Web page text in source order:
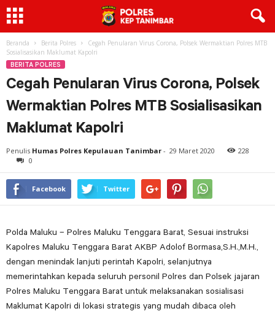
Beranda Berita Polres
Cegah Penularan Virus Corona, Polsek Wermaktian Polres MTB
Sosialisasikan Maklumat Kapolri
BERITA POLRES
Cegah Penularan Virus Corona, Polsek
Wermaktian Polres MTB Sosialisasikan
Maklumat Kapolri
Penulis Humas Polres Kepulauan Tanimbar - 29 Maret 2020
228
0
Facebook Twitter
Polda Maluku – Polres Maluku Tenggara Barat, Sesuai instruksi
Kapolres Maluku Tenggara Barat AKBP Adolof Bormasa,S.H.,M.H.,
dengan menindak lanjuti perintah Kapolri, selanjutnya
memerintahkan kepada seluruh personil Polres dan Polsek jajaran
Polres Maluku Tenggara Barat untuk melaksanakan sosialisasi
Maklumat Kapolri di lokasi strategis yang mudah dibaca oleh